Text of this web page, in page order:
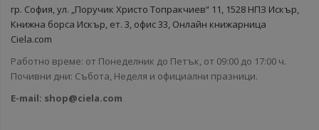
гр. София, ул. „Поручик Христо Топракчиев“ 11, 1528 НПЗ Искър,
Книжна борса Искър, ет. 3, офис 33, Онлайн книжарница
Ciela.com
Работно време: от Понеделник до Петък, от 09:00 до 17:00 ч.
Почивни дни: Събота, Неделя и официални празници.
E-mail: shop@ciela.com